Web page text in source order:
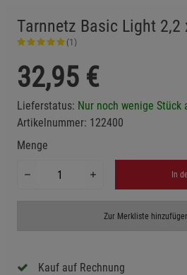
Tarnnetz Basic Light 2,2
(1)
32,95 €
Lieferstatus: Nur noch wenige Stück
Artikelnummer: 122400
Menge
In
Zur Merkliste
Kauf auf Rechnung